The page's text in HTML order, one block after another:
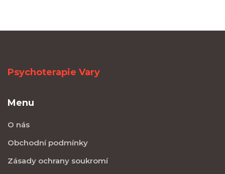
Psychoterapie Vary
Menu
O nás
Obchodní podmínky
Zásady ochrany soukromí